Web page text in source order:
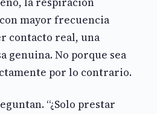
mayor frecuencia
contacto real, una
genuina. No porque sea
por lo contrario.
“¿Solo prestar